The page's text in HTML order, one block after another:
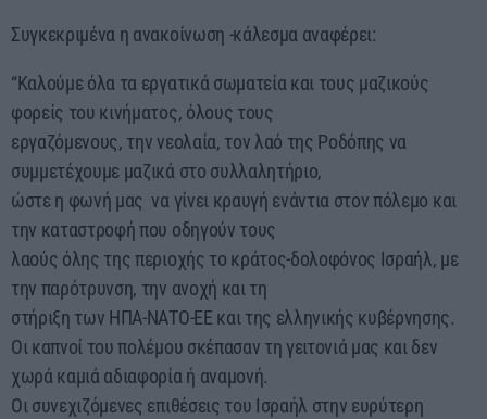
Συγκεκριμένα η ανακοίνωση -κάλεσμα αναφέρει:
“Καλούμε όλα τα εργατικά σωματεία και τους μαζικούς
φορείς του κινήματος, όλους τους
εργαζόμενους, την νεολαία, τον λαό της Ροδόπης να
συμμετέχουμε μαζικά στο συλλαλητήριο,
ώστε η φωνή μας να γίνει κραυγή ενάντια στον πόλεμο και
την καταστροφή που οδηγούν τους
λαούς όλης της περιοχής το κράτος-δολοφόνος Ισραήλ, με
την παρότρυνση, την ανοχή και τη
στήριξη των ΗΠΑ-ΝΑΤΟ-ΕΕ και της ελληνικής κυβέρνησης.
Οι καπνοί του πολέμου σκέπασαν τη γειτονιά μας και δεν
χωρά καμιά αδιαφορία ή αναμονή.
Οι συνεχιζόμενες επιθέσεις του Ισραήλ στην ευρύτερη